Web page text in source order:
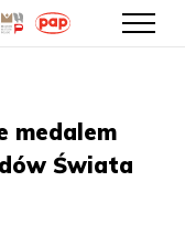
medalem
Świata